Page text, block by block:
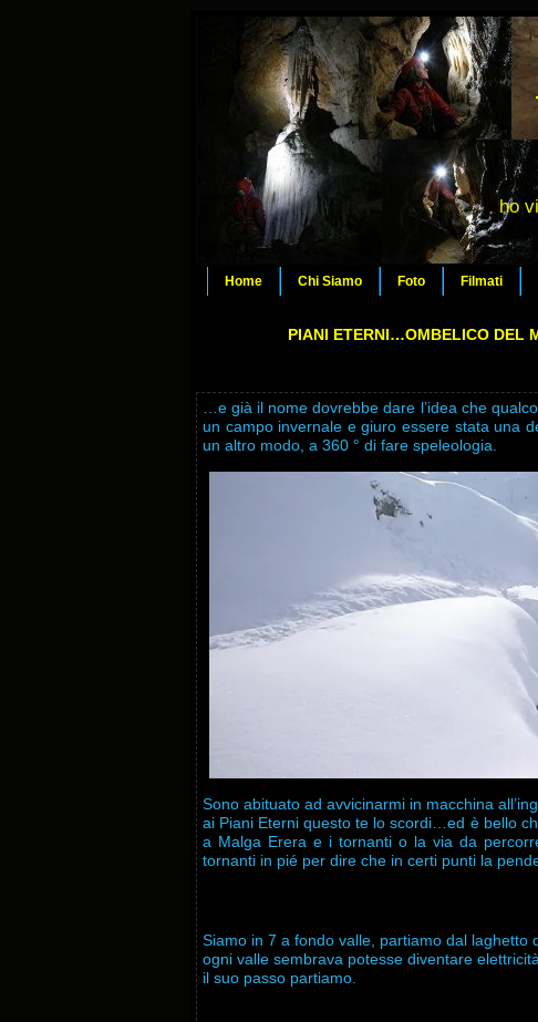
ho
Home Chi Siamo Foto Filmati
PIANI ETERNI…OMBELICO DEL
…e già il nome dovrebbe dare l’idea che
un campo invernale e giuro essere stata una
un altro modo, a 360 ° di fare speleologia.
Sono abituato ad avvicinarmi in macchina
ai Piani Eterni questo te lo scordi…ed è bello
a Malga Erera e i tornanti o la via da
tornanti in pié per dire che in certi punti la
Siamo in 7 a fondo valle, partiamo dal laghetto
ogni valle sembrava potesse diventare
il suo passo partiamo.